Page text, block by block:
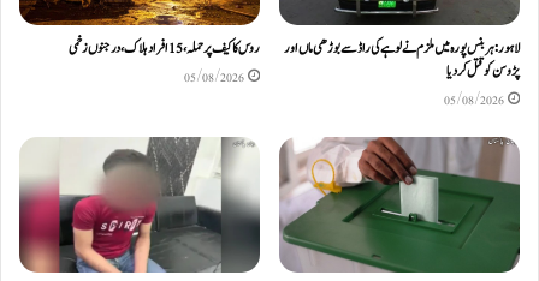
لاہور: ہربنس پورہ میں ملزم نے لوہے کی راڈ سے بوڑھی ماں اور
پڑوسن کو قتل کر دیا
05/08/2026
روس کا کیف پر حملہ، 15 افراد ہلاک، درجنوں زخمی
05/08/2026